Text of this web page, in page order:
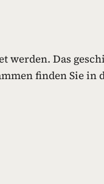
werden. Das
finden Sie in